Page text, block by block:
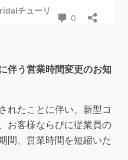
伴う営業時間変更のお知
れたことに伴い、新型コ
お客様ならびに従業員の
間、営業時間を短縮いた